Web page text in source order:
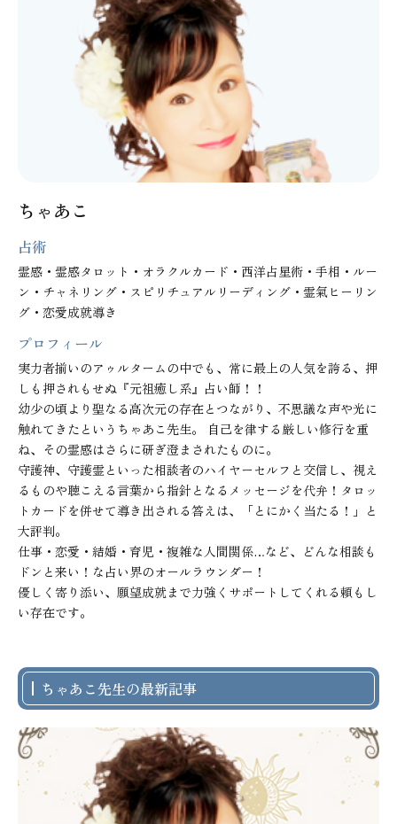
ちゃあこ
占術
霊感・霊感タロット・オラクルカード・西洋占星術・手相・ルー
ン・チャネリング・スピリチュアルリーディング・霊氣ヒーリン
グ・恋愛成就導き
プロフィール
実力者揃いのアゥルタームの中でも、常に最上の人気を誇る、押
しも押されもせぬ『元祖癒し系』占い師！！
幼少の頃より聖なる高次元の存在とつながり、不思議な声や光に
触れてきたというちゃあこ先生。 自己を律する厳しい修行を重
ね、その霊感はさらに研ぎ澄まされたものに。
守護神、守護霊といった相談者のハイヤーセルフと交信し、視え
るものや聴こえる言葉から指針となるメッセージを代弁！タロッ
トカードを併せて導き出される答えは、「とにかく当たる！」と
大評判。
仕事・恋愛・結婚・育児・複雑な人間関係…など、どんな相談も
ドンと来い！な占い界のオールラウンダー！
優しく寄り添い、願望成就まで力強くサポートしてくれる頼もし
い存在です。
ちゃあこ先生の最新記事